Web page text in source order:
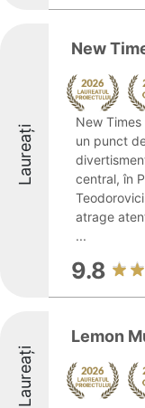
Laureați
New
New
un punct
central, în
atrage
...
9.8
Laureați
Lemon